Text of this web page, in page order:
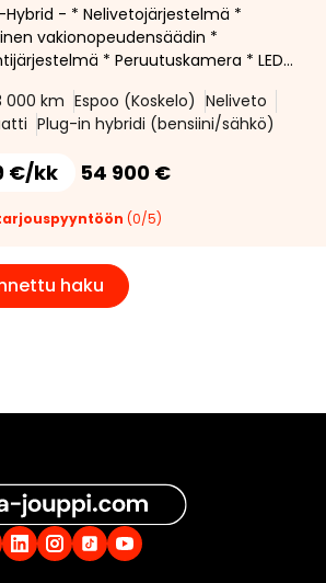
- * Nelivetojärjestelmä *
vakionopeudensäädin *
* Peruutuskamera * LED-
000 km Espoo (Koskelo) Neliveto
Plug-in hybridi (bensiini/sähkö)
€/kk 54 900 €
(0/5)
haku